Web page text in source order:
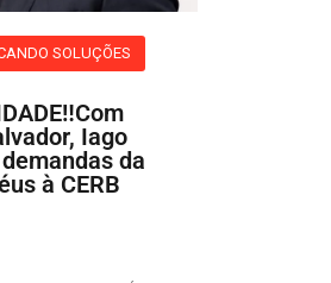
SOLUÇÕES
Iago
da
à CERB